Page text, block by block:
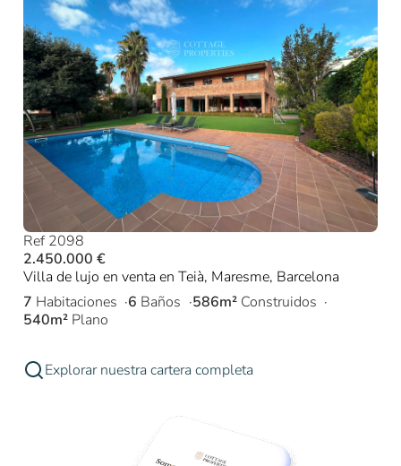
Ref 2098
2.450.000 €
Villa de lujo en venta en Teià, Maresme, Barcelona
7 Habitaciones 6 Baños 586m² Construidos
540m² Plano
Explorar nuestra cartera completa